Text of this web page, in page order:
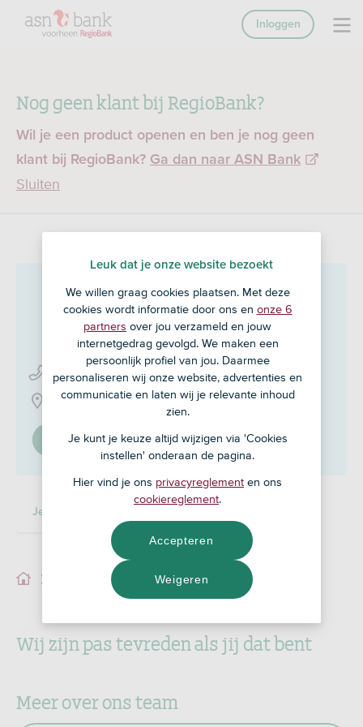
Nog geen klant bij RegioBank?
Wil je een product openen en ben je nog geen
klant bij RegioBank? Ga dan naar ASN Bank
Sluiten
Inloggen
Veldsink - Land van Cuijk
Boxmeer
0485 - 57 21 29
Spoorstraat 75, 5831 CK
Stel in als mijn adviseur
Je adviseur
Je adviseur
Wij zijn pas tevreden als jij dat bent
Meer over ons team
Leuk dat je onze website bezoekt
We willen graag cookies plaatsen. Met deze
cookies wordt informatie door ons en onze 6
partners over jou verzameld en jouw
internetgedrag gevolgd. We maken een
persoonlijk profiel van jou. Daarmee
personaliseren wij onze website, advertenties en
communicatie en laten wij je relevante inhoud
zien.
Je kunt je keuze altijd wijzigen via 'Cookies
instellen' onderaan de pagina.
Hier vind je ons privacyreglement en ons
cookiereglement.
Weigeren
Accepteren